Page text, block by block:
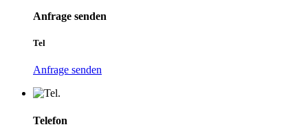
Anfrage senden
Tel
Anfrage senden
Telefon